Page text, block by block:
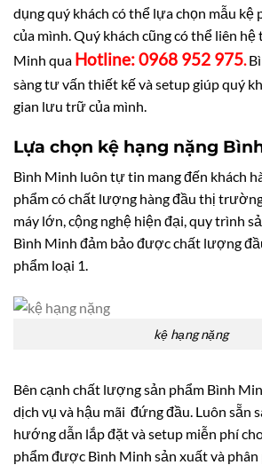
dụng quý khách có thể lựa chọn mẫu kệ
của mình. Quý khách cũng có thể liên
Minh qua Hotline: 0968 952 975.
sàng tư vấn thiết kế và setup giúp quý
gian lưu trữ của mình.
Lựa chọn kệ hạng nặng
Bình Minh luôn tự tin mang đến khách
phẩm có chất lượng hàng đầu thị
máy lớn, cộng nghệ hiện đại, quy trình
Bình Minh đảm bảo được chất lượng
phẩm loại 1.
kệ hạng nặng
Bên cạnh chất lượng sản phẩm Bình
dịch vụ và hậu mãi đứng đầu. Luôn sẵn
hướng dẫn lắp đặt và setup miễn phí
phẩm được Bình Minh sản xuất và